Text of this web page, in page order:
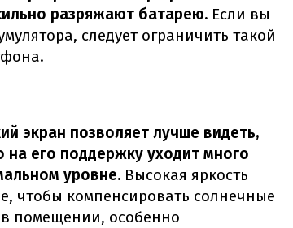
разряжают батарею. Если вы
следует ограничить такой
экран позволяет лучше видеть,
на его поддержку уходит много
уровне. Высокая яркость
чтобы компенсировать солнечные
помещении, особенно